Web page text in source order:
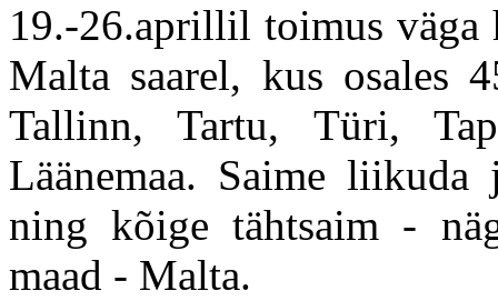
19.-26.aprillil toimus väga
Malta saarel, kus osales
Tallinn, Tartu, Türi,
Läänemaa. Saime
ning kõige tähtsaim -
maad - Malta.